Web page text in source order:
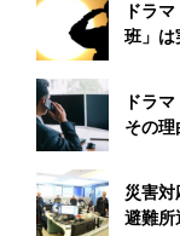
ドラ
班」は
ドラ
その
災害
避難所